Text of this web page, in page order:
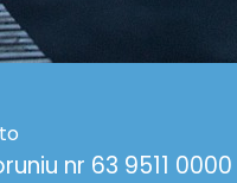
nr 63 9511 0000